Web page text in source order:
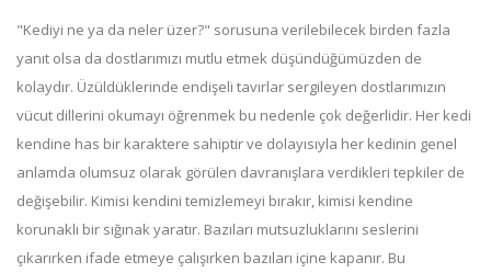
"Kediyi ne ya da neler üzer?" sorusuna verilebilecek birden fazla
yanıt olsa da dostlarımızı mutlu etmek düşündüğümüzden de
kolaydır. Üzüldüklerinde endişeli tavırlar sergileyen dostlarımızın
vücut dillerini okumayı öğrenmek bu nedenle çok değerlidir. Her kedi
kendine has bir karaktere sahiptir ve dolayısıyla her kedinin genel
anlamda olumsuz olarak görülen davranışlara verdikleri tepkiler de
değişebilir. Kimisi kendini temizlemeyi bırakır, kimisi kendine
korunaklı bir sığınak yaratır. Bazıları mutsuzluklarını seslerini
çıkarırken ifade etmeye çalışırken bazıları içine kapanır. Bu